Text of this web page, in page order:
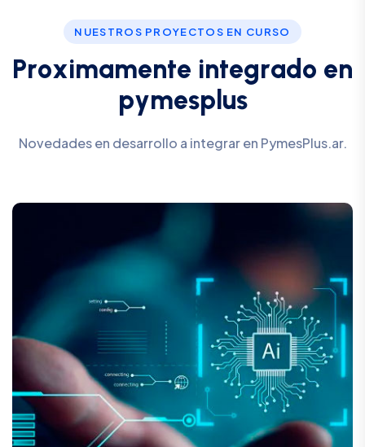
NUESTROS PROYECTOS EN CURSO
Proximamente integrado en
pymesp us
Novedades en desarrollo a integrar en PymesPlus.ar.